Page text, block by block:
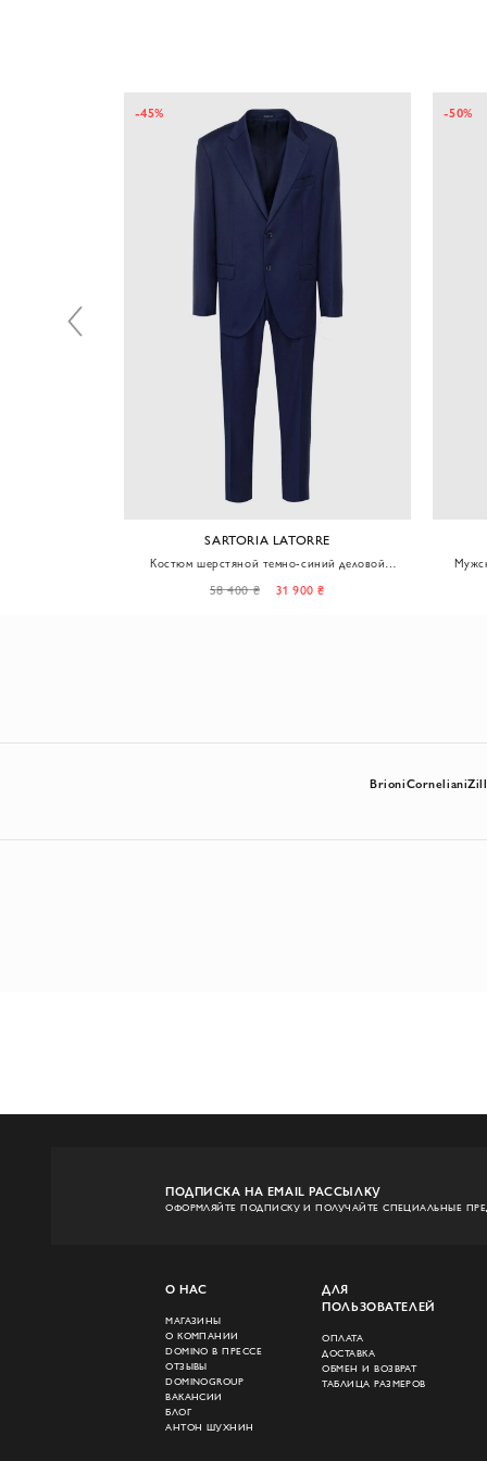
SARTORIA LATORRE
Костюм шерстяной темно-синий деловой
-45%
58 400 ₴ 31 900 ₴
-50%
BrioniCorneliani
ПОДПИСКА НА EMAIL РАССЫЛКУ
ОФОРМЛЯЙТЕ ПОДПИСКУ И ПОЛУЧАЙТЕ СПЕЦИАЛЬНЫЕ
О НАС
МАГАЗИНЫ
О КОМПАНИИ
DOMINO В ПРЕССЕ
ОТЗЫВЫ
DOMINOGROUP
ВАКАНСИИ
БЛОГ
АНТОН ШУХНИН
ДЛЯ
ПОЛЬЗОВАТЕЛЕЙ
ОПЛАТА
ДОСТАВКА
ОБМЕН И ВОЗВРАТ
ТАБЛИЦА РАЗМЕРОВ